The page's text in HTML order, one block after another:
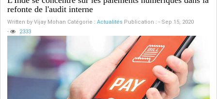
refonte de l'audit interne
Written by Vijay Mohan Catégorie : Actualités Publication : - Sep 15, 2020
-
2333